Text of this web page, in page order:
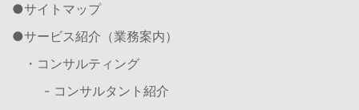
サイトマップ
サービス紹介（業務案内）
・コンサルティング
- コンサルタント紹介